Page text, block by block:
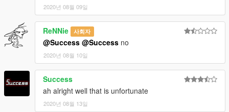
2020년 08월 09일
ReNNie 사회자
@Success @Success no
2020년 08월 10일
Success
ah alright well that is unfortunate
2020년 08월 13일